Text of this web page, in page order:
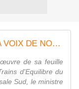
TET : "pour un nouvel avenir " - LA VOIX DE NOSTERPACA
de sa feuille
d'Equilibre du
Sud, le ministre